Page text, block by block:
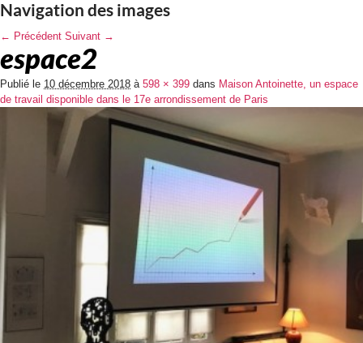
Navigation des images
← Précédent Suivant →
espace2
Publié le 10 décembre 2018 à 598 × 399 dans Maison Antoinette, un espace
de travail disponible dans le 17e arrondissement de Paris